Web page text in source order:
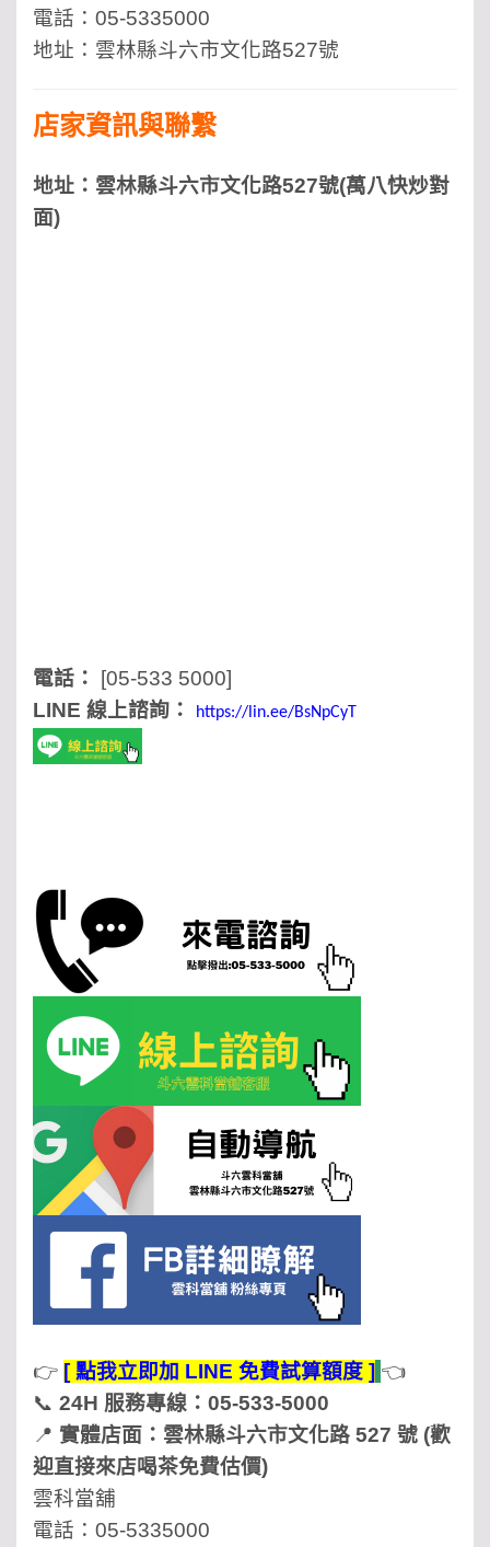
電話：05-5335000
地址：雲林縣斗六市文化路527號
店家資訊與聯繫
地址：雲林縣斗六市文化路527號(萬八快炒對
面)
電話：
[05-533 5000]
LINE 線上諮詢：
https://lin.ee/BsNpCyT
👉 [ 點我立即加 LINE 免費試算額度 ] 👈
📞 24H 服務專線：05-533-5000
📍 實體店面：雲林縣斗六市文化路 527 號 (歡
迎直接來店喝茶免費估價)
雲科當舖
電話：05-5335000